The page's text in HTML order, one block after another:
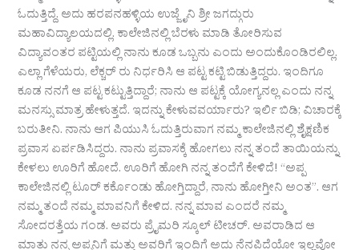
ಓದುತ್ತಿದ್ದೆ. ಅದು ಹರಪನಹಳ್ಳಿಯ ಉಜ್ಜೈನಿ ಶ್ರೀ ಜಗದ್ಗುರು
ಮಹಾವಿದ್ಯಾಲಯದಲ್ಲಿ. ಕಾಲೇಜಿನಲ್ಲಿ ಬೆರಳು ಮಾಡಿ ತೋರಿಸುವ
ವಿದ್ಯಾವಂತರ ಪಟ್ಟಿಯಲ್ಲಿ ನಾನು ಕೂಡ ಒಬ್ಬನು ಎಂದು ಅಂದುಕೊಂಡಿರಲಿಲ್ಲ.
ಎಲ್ಲಾ ಗೆಳೆಯರು, ಲೆಕ್ಚರ್ ರು ನಿರ್ಧರಿಸಿ ಆ ಪಟ್ಟ ಕಟ್ಟಿ ಬಿಡುತ್ತಿದ್ದರು. ಇಂದಿಗೂ
ಕೂಡ ನನಗೆ ಆ ಪಟ್ಟ ಕಟ್ಟುತ್ತಿದ್ದಾರೆ; ನಾನು ಆ ಪಟ್ಟಕ್ಕೆ ಯೋಗ್ಯನಲ್ಲ ಎಂದು ನನ್ನ
ಮನಸ್ಸು ಮಾತ್ರ ಹೇಳುತ್ತದೆ. ಇದನ್ನು ಕೇಳುವವರ್ಯಾರು? ಇರ್ಲಿ ಬಿಡಿ; ವಿಚಾರಕ್ಕೆ
ಬರುತೀನಿ. ನಾನು ಆಗ ಪಿಯುಸಿ ಓದುತ್ತಿರುವಾಗ ನಮ್ಮ ಕಾಲೇಜಿನಲ್ಲಿ ಶೈಕ್ಷಣಿಕ
ಪ್ರವಾಸ ಏರ್ಪಡಿಸಿದ್ದರು. ನಾನು ಪ್ರವಾಸಕ್ಕೆ ಹೋಗಲು ನನ್ನ ತಂದೆ ತಾಯಿಯನ್ನು
ಕೇಳಲು ಊರಿಗೆ ಹೋದೆ. ಊರಿಗೆ ಹೋಗಿ ನನ್ನ ತಂದೆಗೆ ಕೇಳಿದೆ! “ಅಪ್ಪ
ಕಾಲೇಜಿನಲ್ಲಿ ಟೂರ್ ಕರ್ಕೊಂಡು ಹೋಗ್ತಿದ್ದಾರೆ, ನಾನು ಹೋಗ್ತೀನಿ ಅಂತ”. ಆಗ
ನಮ್ಮ ತಂದೆ ನಮ್ಮ ಮಾವನಿಗೆ ಕೇಳಿದ. ನನ್ನ ಮಾವ ಎಂದರೆ ನಮ್ಮ
ಸೋದರತ್ತೆಯ ಗಂಡ. ಅವರು ಪ್ರೈಮರಿ ಸ್ಕೂಲ್ ಟೀಚರ್. ಅವರಾಡಿದ ಆ